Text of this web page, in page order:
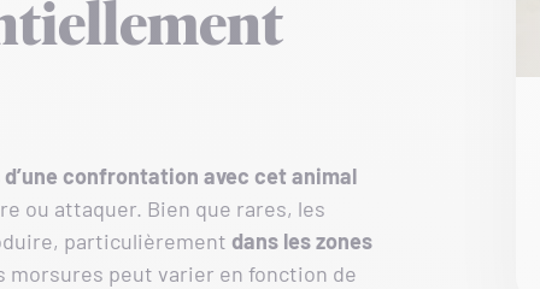
confrontation avec cet animal
ou attaquer. Bien que rares, les
particulièrement dans les zones
morsures peut varier en fonction de